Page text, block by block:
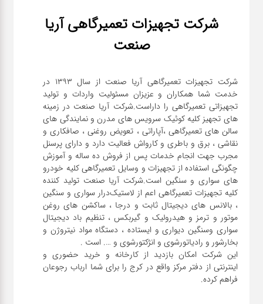
شرکت تجهیزات تعمیرگاهی آریا
صنعت
شرکت تجهیزات تعمیرگاهی آریا صنعت از سال ۱۳۹۳ در
خدمت شما همکاران و عزیزان مسئولیت واردات و تولید
تجهیزاتی تعمیرگاهی را داراست.شرکت آریا صنعت در زمینه
های تجهیز کلیه کوئیک سرویس های مدرن و نمایندگی های
سالن های تعمیرگاهی ،آپاراتی ، تعویض روغنی ، صافکاری و
نقاشی ، برق و باطری و کارواش فعالیت دارد و دارای پرسنل
مجرب جهت انجام خدمات پس از فروش ده ساله و آموزش
چگونگی استفاده از تجهیزات و وسایل تعمیرگاهی کلیه خودرو
های سواری و سنگین است.شرکت آریا صنعت تولید کننده
کلیه تجهیزات تعمیرگاهی اعم از لاستیک‌درار سواری و ‌سنگین
، بالانس های دیجیتال ثابت و درجا ، ساکشن های روغن
موتور و ترمز و هیدرولیک و گیربکس ، تنظیم باد دیجیتال
سواری و‌سنگین دیواری و ایستاده ، دستگاه مواد نیتروژن و
این شرکت امکان بازدید از کارخانه و خرید حضوری و
اینترنتی از دفتر مرکز واقع در کرج را برای شما ارباب رجوعان
فراهم کرده.